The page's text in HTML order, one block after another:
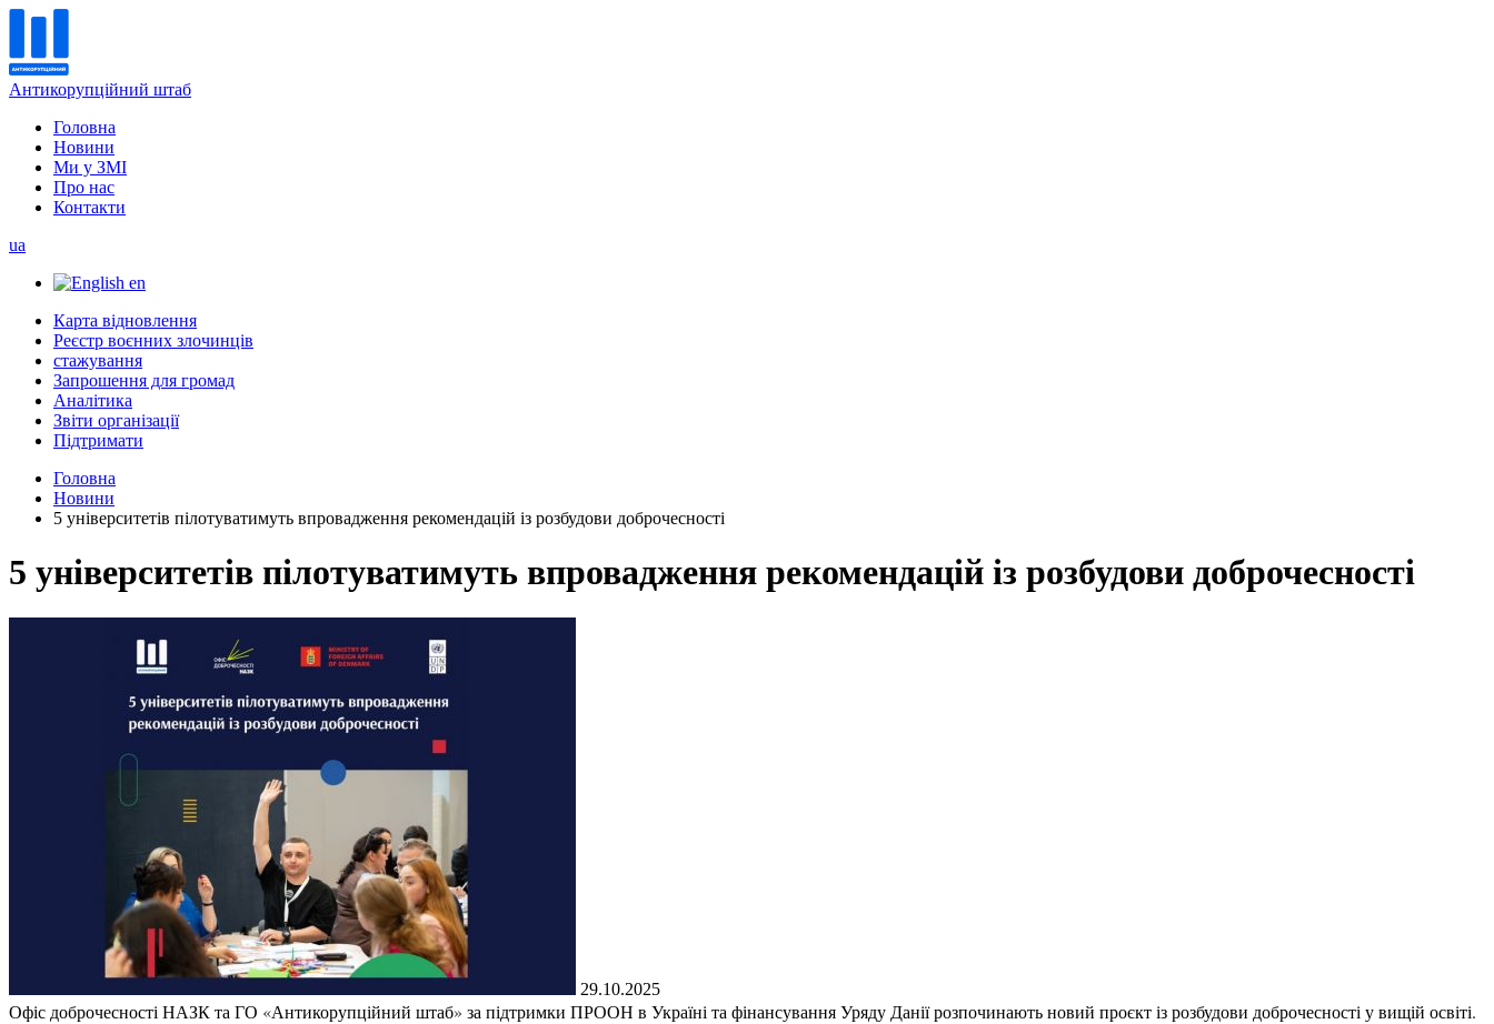
Антикорупційний штаб
Головна
Новини
Ми у ЗМІ
Про нас
Контакти
ua
en
Карта відновлення
Реєстр воєнних злочинців
стажування
Запрошення для громад
Аналітика
Звіти організації
Підтримати
Головна
Новини
5 університетів пілотуватимуть впровадження рекомендацій із розбудови доброчесності
5 університетів пілотуватимуть впровадження рекомендацій із розбудови доброчесності
29.10.2025
Офіс доброчесності НАЗК та ГО «Антикорупційний штаб» за підтримки ПРООН в Україні та фінансування Уряду Данії розпочинають новий проєкт із розбудови доброчесності у вищій освіті.